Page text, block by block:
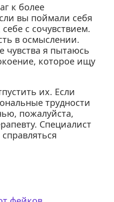
к более
вы поймали себя
с сочувствием.
в осмыслении.
чувства я пытаюсь
которое ищу
их. Если
трудности
пожалуйста,
Специалист